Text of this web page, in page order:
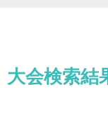
大会検索結